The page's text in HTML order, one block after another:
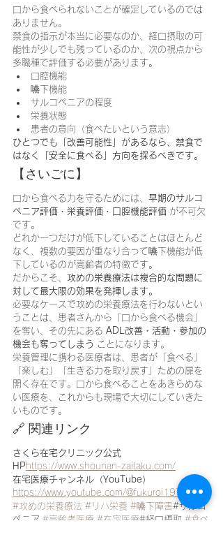
口から食べられないことが確定しているのでは
ありません。
禁食の指示が本当に必要なのか、経口摂取の可
能性が少しでも残っているのか、次の視点から
多職種で評価する必要があります。
口腔機能
嚥下機能
サルコペニアの程度
栄養状態
患者の意向（食べたいという意志）
ひとつでも「改善可能性」があるなら、禁食で
はなく「安全に食べる」方向を探るべきです。
【さいごに】
口から食べる力を守るためには、 早期のサルコ
ペニア評価・栄養評価・口腔機能評価 が不可欠
です。
どれか一つだけが低下していることはほとんど
なく、複数の要因が重なり合って嚥下機能が低
下しているのが高齢者の特徴です。
だからこそ、 攻めの栄養療法は複合的な問題に
対して最大限の効果を発揮します。
必要なケースで攻めの栄養療法を行わないとい
うことは、患者さんから「口から食べる機会」
を奪い、その先にある ADL改善・活動・参加の
機会も奪ってしまう
ことになります。
栄養管理に携わる医療者は、患者が「食べる」
「楽しむ」「生きる力を取り戻す」ための扉を
開く存在です。口から食べることをあきらめな
い医療を、これからも現場で大切にしていきた
いものです。
🔗 関連リンク
さくら在宅クリニック公式
HPhttps://www.shounan-zaitaku.com/
在宅医療チャンネル（YouTube）
https://www.youtube.com/@fukuroi1971
#攻めの栄養療法 #リハ栄養 #嚥下障害#サルコ
ペニア #高齢者医療 #在宅医療#経口摂取 #食べ